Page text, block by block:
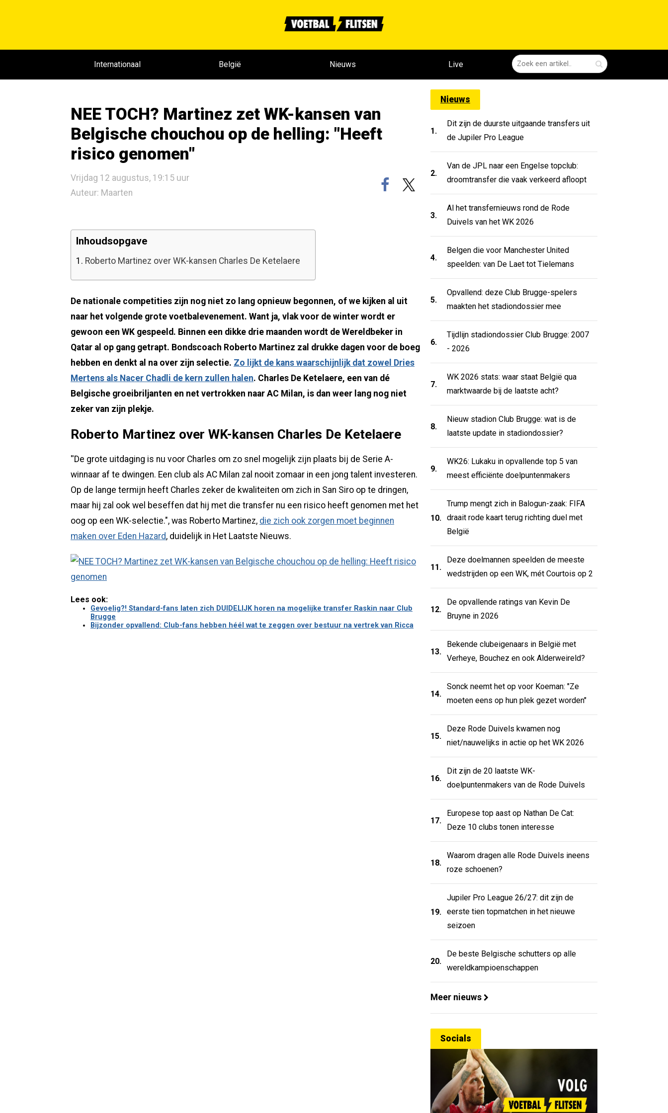
Internationaal België Nieuws Live
NEE TOCH? Martinez zet WK-kansen van
Belgische chouchou op de helling: "Heeft
risico genomen"
Vrijdag 12 augustus, 19:15 uur
Auteur: Maarten
Inhoudsopgave
1. Roberto Martinez over WK-kansen Charles De Ketelaere
De nationale competities zijn nog niet zo lang opnieuw begonnen, of we kijken al uit
naar het volgende grote voetbalevenement. Want ja, vlak voor de winter wordt er
gewoon een WK gespeeld. Binnen een dikke drie maanden wordt de Wereldbeker in
Qatar al op gang getrapt. Bondscoach Roberto Martinez zal drukke dagen voor de boeg
hebben en denkt al na over zijn selectie. Zo lijkt de kans waarschijnlijk dat zowel Dries
Mertens als Nacer Chadli de kern zullen halen. Charles De Ketelaere, een van dé
Belgische groeibriljanten en net vertrokken naar AC Milan, is dan weer lang nog niet
zeker van zijn plekje.
Roberto Martinez over WK-kansen Charles De Ketelaere
''De grote uitdaging is nu voor Charles om zo snel mogelijk zijn plaats bij de Serie A-
winnaar af te dwingen. Een club als AC Milan zal nooit zomaar in een jong talent investeren.
Op de lange termijn heeft Charles zeker de kwaliteiten om zich in San Siro op te dringen,
maar hij zal ook wel beseffen dat hij met die transfer nu een risico heeft genomen met het
oog op een WK-selectie.", was Roberto Martinez, die zich ook zorgen moet beginnen
maken over Eden Hazard, duidelijk in Het Laatste Nieuws.
Lees ook:
Gevoelig?! Standard-fans laten zich DUIDELIJK horen na mogelijke transfer Raskin naar Club
Brugge
Bijzonder opvallend: Club-fans hebben héél wat te zeggen over bestuur na vertrek van Ricca
Nieuws
1.
Dit zijn de duurste uitgaande transfers uit
de Jupiler Pro League
2.
Van de JPL naar een Engelse topclub:
droomtransfer die vaak verkeerd afloopt
3.
Al het transfernieuws rond de Rode
Duivels van het WK 2026
4.
Belgen die voor Manchester United
speelden: van De Laet tot Tielemans
5.
Opvallend: deze Club Brugge-spelers
maakten het stadiondossier mee
6.
Tijdlijn stadiondossier Club Brugge: 2007
- 2026
7.
WK 2026 stats: waar staat België qua
marktwaarde bij de laatste acht?
8.
Nieuw stadion Club Brugge: wat is de
laatste update in stadiondossier?
9.
WK26: Lukaku in opvallende top 5 van
meest efficiënte doelpuntenmakers
10.
Trump mengt zich in Balogun-zaak: FIFA
draait rode kaart terug richting duel met
België
11.
Deze doelmannen speelden de meeste
wedstrijden op een WK, mét Courtois op 2
12.
De opvallende ratings van Kevin De
Bruyne in 2026
13.
Bekende clubeigenaars in België met
Verheye, Bouchez en ook Alderweireld?
14.
Sonck neemt het op voor Koeman: "Ze
moeten eens op hun plek gezet worden"
15.
Deze Rode Duivels kwamen nog
niet/nauwelijks in actie op het WK 2026
16.
Dit zijn de 20 laatste WK-
doelpuntenmakers van de Rode Duivels
17.
Europese top aast op Nathan De Cat:
Deze 10 clubs tonen interesse
18.
Waarom dragen alle Rode Duivels ineens
roze schoenen?
19.
Jupiler Pro League 26/27: dit zijn de
eerste tien topmatchen in het nieuwe
seizoen
20.
De beste Belgische schutters op alle
wereldkampioenschappen
Meer nieuws
Socials